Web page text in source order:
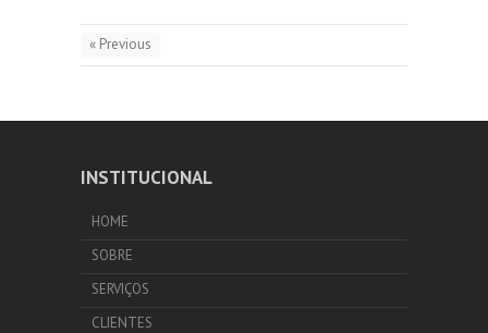
« Previous
INSTITUCIONAL
HOME
SOBRE
SERVIÇOS
CLIENTES